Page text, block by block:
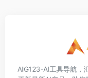
AIG123-AI工具导航，